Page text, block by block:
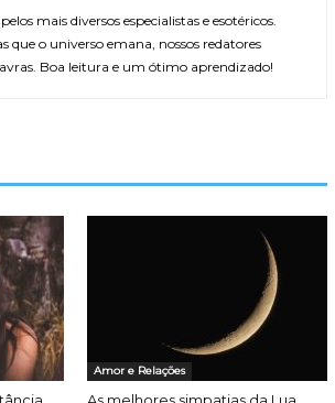
mais diversos especialistas e esotéricos.
o universo emana, nossos redatores
Boa leitura e um ótimo aprendizado!
Amor e Relações